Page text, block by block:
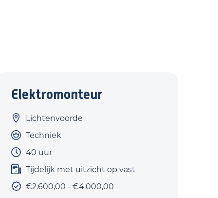
Elektromonteur
Lichtenvoorde
Techniek
40 uur
Tijdelijk met uitzicht op vast
€2.600,00 - €4.000,00